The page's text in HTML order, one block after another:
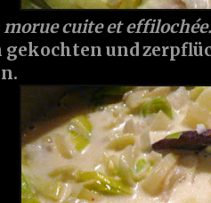
cuite et effilochée.
gekochten und